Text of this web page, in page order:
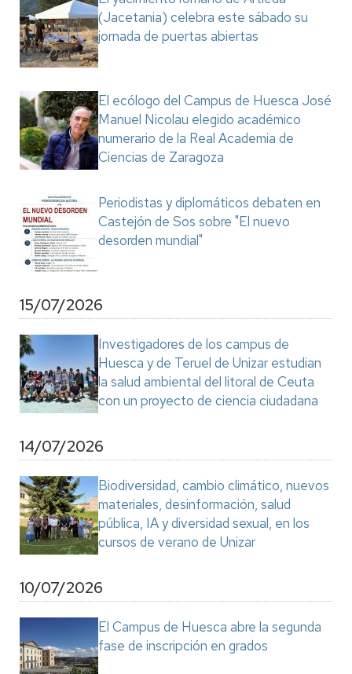
(Jacetania) celebra este sábado su
jornada de puertas abiertas
El ecólogo del Campus de Huesca José
Manuel Nicolau elegido académico
numerario de la Real Academia de
Ciencias de Zaragoza
Periodistas y diplomáticos debaten en
Castejón de Sos sobre "El nuevo
desorden mundial"
15/07/2026
Investigadores de los campus de
Huesca y de Teruel de Unizar estudian
la salud ambiental del litoral de Ceuta
con un proyecto de ciencia ciudadana
14/07/2026
Biodiversidad, cambio climático, nuevos
materiales, desinformación, salud
pública, IA y diversidad sexual, en los
cursos de verano de Unizar
10/07/2026
El Campus de Huesca abre la segunda
fase de inscripción en grados